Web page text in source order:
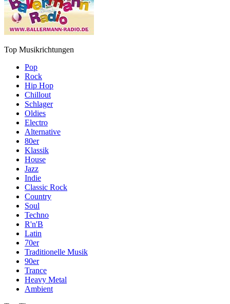
Top Musikrichtungen
Pop
Rock
Hip Hop
Chillout
Schlager
Oldies
Electro
Alternative
80er
Klassik
House
Jazz
Indie
Classic Rock
Country
Soul
Techno
R'n'B
Latin
70er
Traditionelle Musik
90er
Trance
Heavy Metal
Ambient